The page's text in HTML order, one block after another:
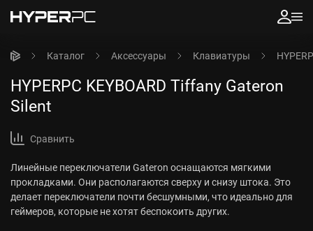
Каталог Аксессуары Клавиатуры
HYPERPC KEYBOARD Tiffany Gateron
Silent
Сравнить
Линейные переключатели Gateron оснащаются мягкими
прокладками. Они располагаются сверху и снизу штока. Это
делает переключатели почти бесшумными, что идеально для
геймеров, которые не хотят беспокоить других.